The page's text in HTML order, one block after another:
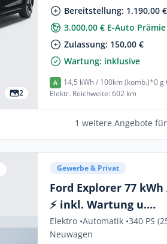
2
Bereitstellung: 1.190,00 €
3.000,00 € E-Auto
Zulassung: 150,00 €
Wartung: inklusive
A 14,5 kWh / 100km (komb.)*0 g
Elektr. Reichweite: 602 km
1 weitere Angebote
Gewerbe & Privat
Ford Explorer 77
⚡ inkl. Wartung u.
Verschleiß⚡SOFORT-
Privat- und
Elektro •Automatik •340 PS
Neuwagen